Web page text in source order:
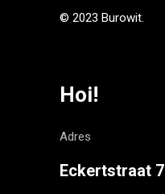
© 2023 Burowit.
Hoi!
Adres
Eckertstraat